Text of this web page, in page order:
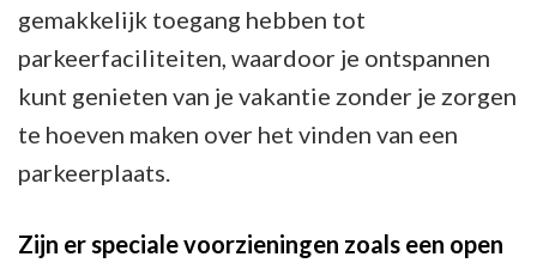
gemakkelijk toegang hebben tot
parkeerfaciliteiten, waardoor je ontspannen
kunt genieten van je vakantie zonder je zorgen
te hoeven maken over het vinden van een
parkeerplaats.
Zijn er speciale voorzieningen zoals een open